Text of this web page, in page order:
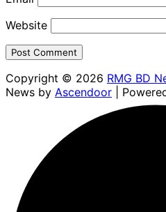
Website
Copyright © 2026 RMG BD
News by Ascendoor |